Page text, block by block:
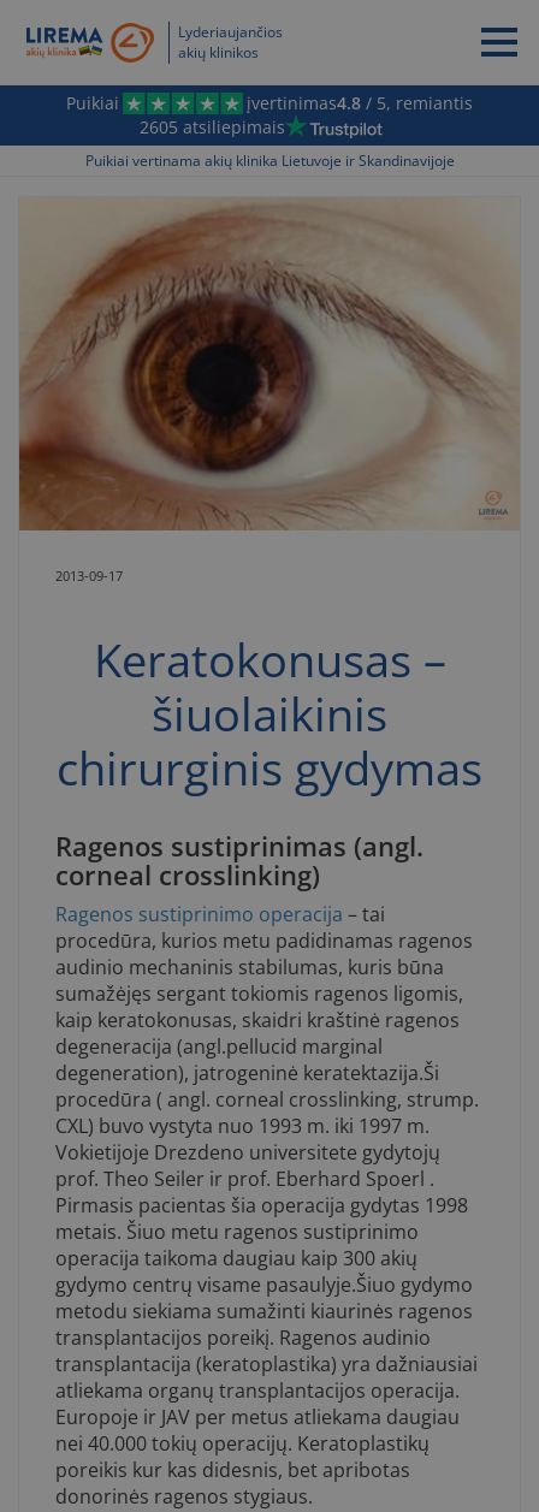
Lyderiaujančios
akių klinikos
Puikiai įvertinimas4.8 / 5, remiantis
2605 atsiliepimais
Puikiai vertinama akių klinika Lietuvoje ir Skandinavijoje
2013-09-17
Keratokonusas –
šiuolaikinis
chirurginis gydymas
Ragenos sustiprinimas (angl.
corneal crosslinking)
Ragenos sustiprinimo operacija – tai
procedūra, kurios metu padidinamas ragenos
audinio mechaninis stabilumas, kuris būna
sumažėjęs sergant tokiomis ragenos ligomis,
kaip keratokonusas, skaidri kraštinė ragenos
degeneracija (angl.pellucid marginal
degeneration), jatrogeninė keratektazija.Ši
procedūra ( angl. corneal crosslinking, strump.
CXL) buvo vystyta nuo 1993 m. iki 1997 m.
Vokietijoje Drezdeno universitete gydytojų
prof. Theo Seiler ir prof. Eberhard Spoerl .
Pirmasis pacientas šia operacija gydytas 1998
metais. Šiuo metu ragenos sustiprinimo
operacija taikoma daugiau kaip 300 akių
gydymo centrų visame pasaulyje.Šiuo gydymo
metodu siekiama sumažinti kiaurinės ragenos
transplantacijos poreikį. Ragenos audinio
transplantacija (keratoplastika) yra dažniausiai
atliekama organų transplantacijos operacija.
Europoje ir JAV per metus atliekama daugiau
nei 40.000 tokių operacijų. Keratoplastikų
poreikis kur kas didesnis, bet apribotas
donorinės ragenos stygiaus.